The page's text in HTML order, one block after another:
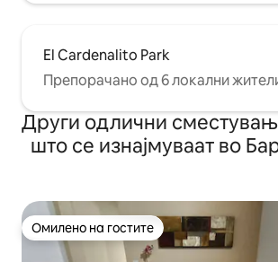
El Cardenalito Park
Препорачано од 6 локални
Други одлични
што се изнајмуваат во
Омилено на гостите
Омилено на гостите